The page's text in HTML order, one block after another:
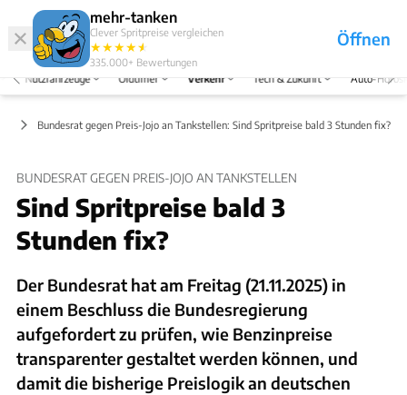
mehr-tanken
Clever Spritpreise vergleichen
★★★★★
★
335.000+ Bewertungen
Öffnen
Abo
Menü
Nutzfahrzeuge Oldtimer Verkehr Tech & Zukunft Auto-
Bundesrat gegen Preis-Jojo an Tankstellen: Sind Spritpreise bald 3 Stunden fix?
BUNDESRAT GEGEN PREIS-JOJO AN TANKSTELLEN
Sind Spritpreise bald 3
Stunden fix?
Der Bundesrat hat am Freitag (21.11.2025) in
einem Beschluss die Bundesregierung
aufgefordert zu prüfen, wie Benzinpreise
transparenter gestaltet werden können, und
damit die bisherige Preislogik an deutschen